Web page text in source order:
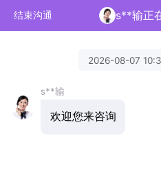
结束沟通 s**输正
2026-08-07
s**输
欢迎您来咨询